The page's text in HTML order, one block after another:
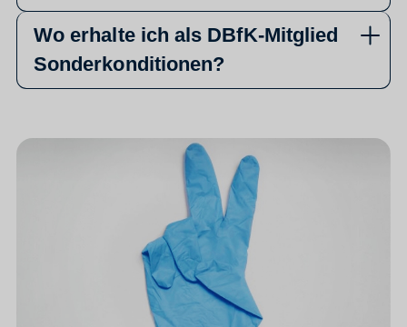
Wo erhalte ich als DBfK-Mitglied
Sonderkonditionen?